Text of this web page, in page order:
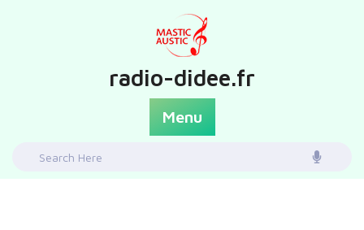
radio-didee.fr
Menu
Search